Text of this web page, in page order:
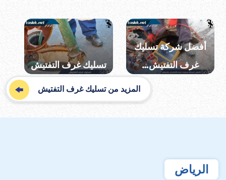
أفضل شركة تسليك
غرف التفتيش…
تسليك غرف التفتيش
المزيد من تسليك غرف التفتيش
الرياض